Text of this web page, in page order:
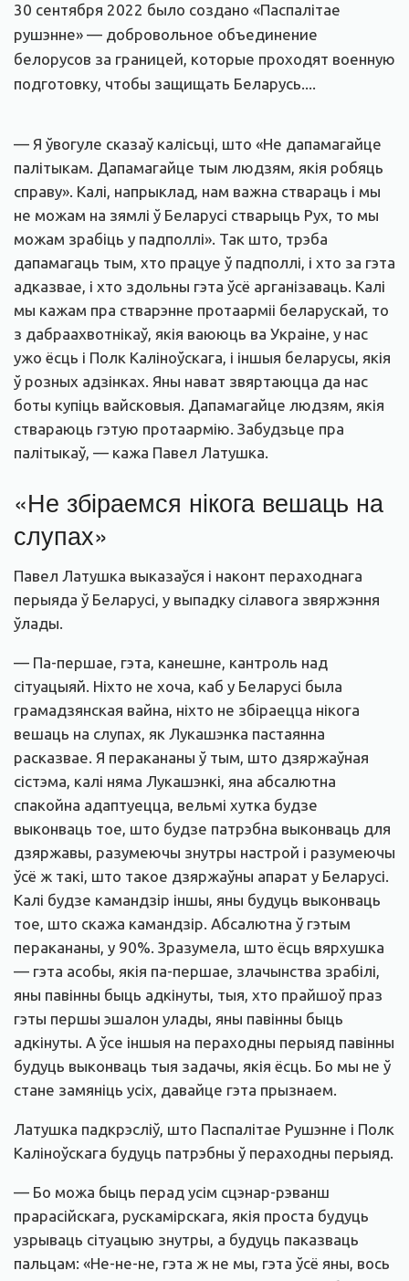
30 сентября 2022 было создано «Паспалітае
рушэнне» — добровольное объединение
белорусов за границей, которые проходят военную
подготовку, чтобы защищать Беларусь....
— Я ўвогуле сказаў калісьці, што «Не дапамагайце
палітыкам. Дапамагайце тым людзям, якія робяць
справу». Калі, напрыклад, нам важна ствараць і мы
не можам на зямлі ў Беларусі стварыць Рух, то мы
можам зрабіць у падполлі». Так што, трэба
дапамагаць тым, хто працуе ў падполлі, і хто за гэта
адказвае, і хто здольны гэта ўсё арганізаваць. Калі
мы кажам пра стварэнне протаарміі беларускай, то
з дабраахвотнікаў, якія ваююць ва Украіне, у нас
ужо ёсць і Полк Каліноўскага, і іншыя беларусы, якія
ў розных адзінках. Яны нават звяртаюцца да нас
боты купіць вайсковыя. Дапамагайце людзям, якія
ствараюць гэтую протаармію. Забудзьце пра
палітыкаў, — кажа Павел Латушка.
«Не збіраемся нікога вешаць на
слупах»
Павел Латушка выказаўся і наконт пераходнага
перыяда ў Беларусі, у выпадку сілавога звяржэння
ўлады.
— Па-першае, гэта, канешне, кантроль над
сітуацыяй. Ніхто не хоча, каб у Беларусі была
грамадзянская вайна, ніхто не збіраецца нікога
вешаць на слупах, як Лукашэнка пастаянна
расказвае. Я перакананы ў тым, што дзяржаўная
сістэма, калі няма Лукашэнкі, яна абсалютна
спакойна адаптуецца, вельмі хутка будзе
выконваць тое, што будзе патрэбна выконваць для
дзяржавы, разумеючы знутры настрой і разумеючы
ўсё ж такі, што такое дзяржаўны апарат у Беларусі.
Калі будзе камандзір іншы, яны будуць выконваць
тое, што скажа камандзір. Абсалютна ў гэтым
перакананы, у 90%. Зразумела, што ёсць вярхушка
— гэта асобы, якія па-першае, злачынства зрабілі,
яны павінны быць адкінуты, тыя, хто прайшоў праз
гэты першы эшалон улады, яны павінны быць
адкінуты. А ўсе іншыя на пераходны перыяд павінны
будуць выконваць тыя задачы, якія ёсць. Бо мы не ў
стане замяніць усіх, давайце гэта прызнаем.
Латушка падкрэсліў, што Паспалітае Рушэнне і Полк
Каліноўскага будуць патрэбны ў пераходны перыяд.
— Бо можа быць перад усім сцэнар-рэванш
прарасійскага, рускамірскага, якія проста будуць
узрываць сітуацыю знутры, а будуць паказваць
пальцам: «Не-не-не, гэта ж не мы, гэта ўсё яны, вось